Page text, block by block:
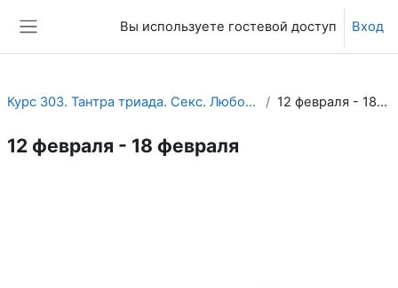
Вы используете гостевой доступ Вход
Курс 303. Тантра триада. Секс. Любовь. Духовность. 12 февраля - 18 февраля
12 февраля - 18 февраля